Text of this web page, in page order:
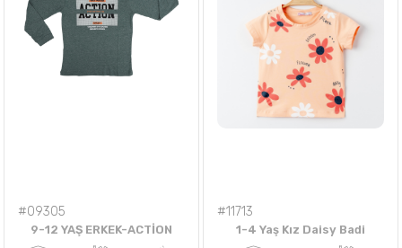
#09305
9-12 YAŞ ERKEK-ACTİON
#11713
1-4 Yaş Kız Daisy Badi